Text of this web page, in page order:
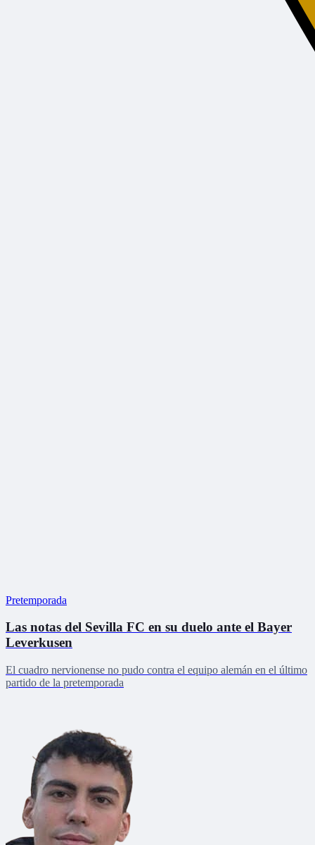
Pretemporada
Las notas del Sevilla FC en su duelo ante el Bayer
Leverkusen
El cuadro nervionense no pudo contra el equipo alemán en el último
partido de la pretemporada